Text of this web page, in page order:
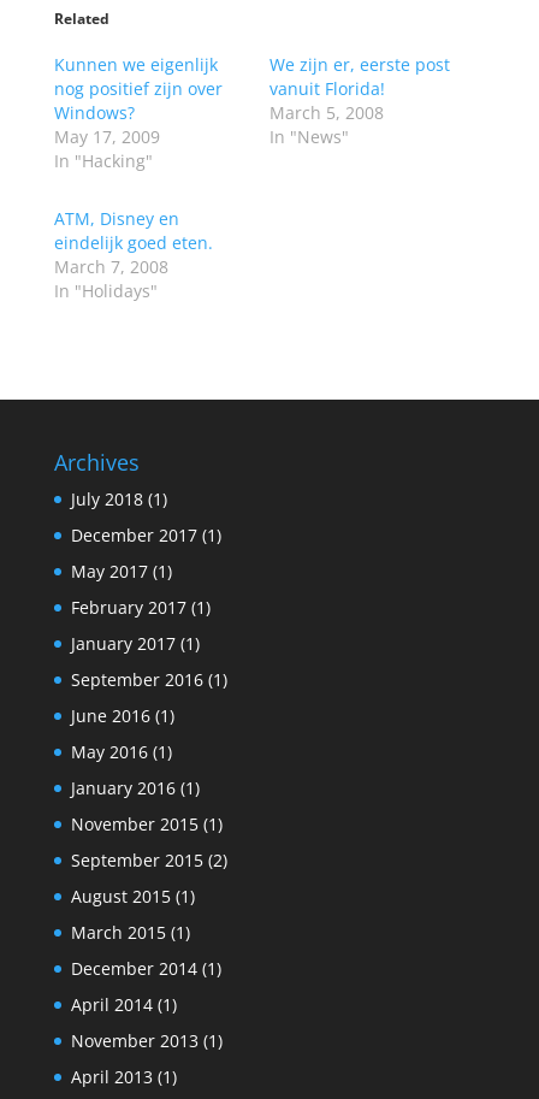
Related
Kunnen we eigenlijk
nog positief zijn over
Windows?
May 17, 2009
In "Hacking"
We zijn er, eerste post
vanuit Florida!
March 5, 2008
In "News"
ATM, Disney en
eindelijk goed eten.
March 7, 2008
In "Holidays"
Archives
July 2018(1)
December 2017(1)
May 2017(1)
February 2017(1)
January 2017(1)
September 2016(1)
June 2016(1)
May 2016(1)
January 2016(1)
November 2015(1)
September 2015(2)
August 2015(1)
March 2015(1)
December 2014(1)
April 2014(1)
November 2013 (1)
April 2013 (1)